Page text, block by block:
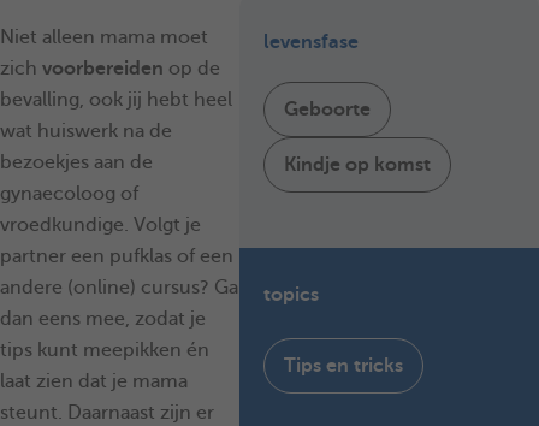
Niet alleen mama moet
zich voorbereiden op de
bevalling, ook jij hebt heel
wat huiswerk na de
bezoekjes aan de
gynaecoloog of
vroedkundige. Volgt je
partner een pufklas of een
andere (online) cursus? Ga
dan eens mee, zodat je
tips kunt meepikken én
laat zien dat je mama
steunt. Daarnaast zijn er
levensfase
Geboorte
Kindje op komst
topics
Tips en tricks